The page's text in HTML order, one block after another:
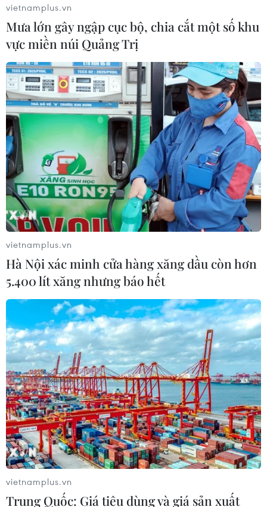
TIN CÙNG CHUYÊN MỤC
Ngành đường sắt hướng tới mục tiêu
1.500 container vận tải liên vận
vietnamplus.vn
Mưa lớn gây ngập cục bộ, chia cắt một số khu
vực miền núi Quảng Trị
vietnamplus.vn
Hà Nội xác minh cửa hàng xăng dầu còn hơn
5.400 lít xăng nhưng báo hết
vietnamplus.vn
Trung Quốc: Giá tiêu dùng và giá sản xuất